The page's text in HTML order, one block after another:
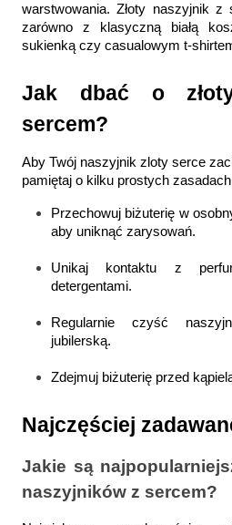
warstwowania. Złoty naszyjnik z
zarówno z klasyczną białą
sukienką czy casualowym t-
Jak dbać o
sercem?
Aby Twój naszyjnik zloty serce
pamiętaj o kilku prostych
Przechowuj biżuterię w
aby uniknąć zarysowań.
Unikaj kontaktu z
detergentami.
Regularnie czyść
jubilerską.
Zdejmuj biżuterię przed
Najczęściej
Jakie są
naszyjników z sercem?